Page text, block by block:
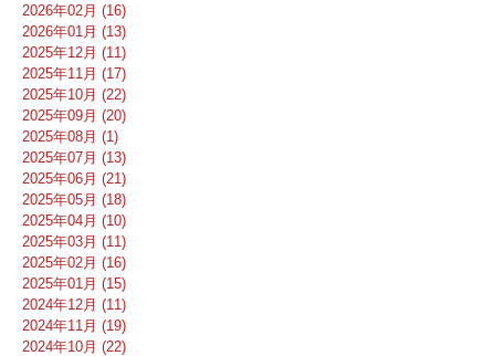
2026年02月 (16)
2026年01月 (13)
2025年12月 (11)
2025年11月 (17)
2025年10月 (22)
2025年09月 (20)
2025年08月 (1)
2025年07月 (13)
2025年06月 (21)
2025年05月 (18)
2025年04月 (10)
2025年03月 (11)
2025年02月 (16)
2025年01月 (15)
2024年12月 (11)
2024年11月 (19)
2024年10月 (22)